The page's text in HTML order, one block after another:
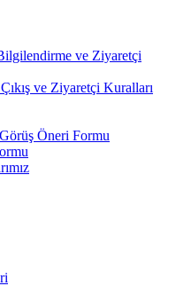
ve Ziyaretçi
ve Ziyaretçi Kuralları
Öneri Formu